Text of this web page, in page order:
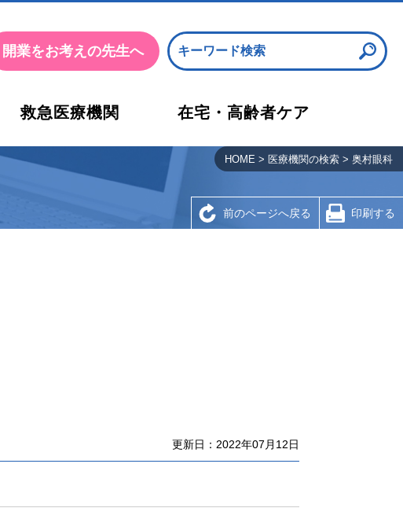
沿革・概要・アクセス
臨床検査部 西宮市医師会看護専門学校
救急医療機関
西宮市応急診療所
在宅・高齢者ケア
開業をお考えの先生へ
HOME > 医療機関の検索 > 奥村眼科
前のページへ戻る 印刷する
更新日：2022年07月12日